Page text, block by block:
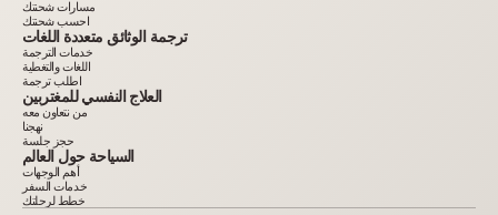
مسارات شحنتك
احسب شحنتك
ترجمة الوثائق متعددة اللغات
خدمات الترجمة
اللغات والتغطية
اطلب ترجمة
العلاج النفسي للمغتربين
من نتعاون معه
نهجنا
حجز جلسة
السياحة حول العالم
أهم الوجهات
خدمات السفر
خطط لرحلتك